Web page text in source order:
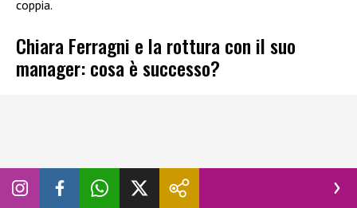
coppia.
Chiara Ferragni e la rottura con il suo
manager: cosa è successo?